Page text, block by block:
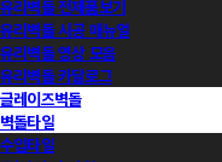
유리벽돌 전제품보기
유리벽돌 시공 매뉴얼
유리벽돌 영상 모음
유리벽돌 카달로그
글레이즈벽돌
벽돌타일
수입타일